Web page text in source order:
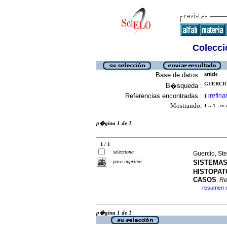
Base de datos : article
B�squeda :
Referencias encontradas : 1 [refinar
Mostrando: 1 .. 1 en
p�gina 1 de 1
1 / 1
selecciona
para imprimir
Guercio,
CASOS.
· resumen
p�gina 1 de 1